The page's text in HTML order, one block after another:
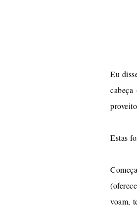
Eu
Estas
voam,